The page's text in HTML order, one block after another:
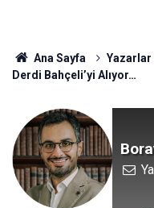
Ana Sayfa Yazarlar
Derdi Bahçeli’yi Alıyor…